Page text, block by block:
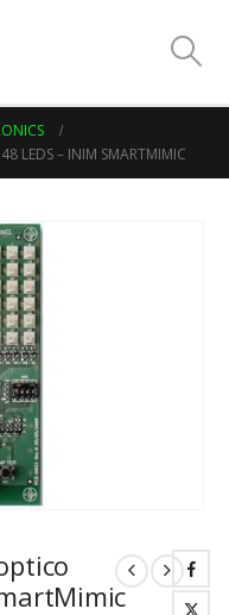
LEDS – INIM SMARTMIMIC